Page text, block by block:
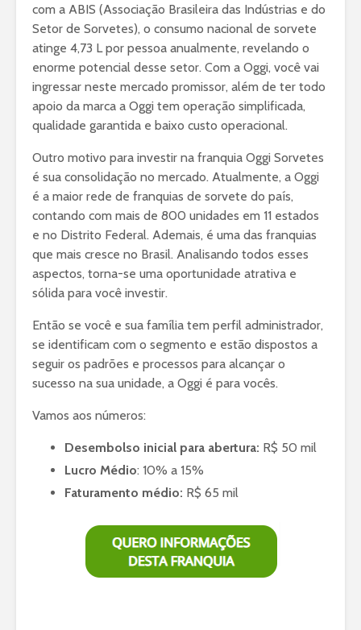
com a ABIS (Associação Brasileira das Indústrias e do
Setor de Sorvetes), o consumo nacional de sorvete
atinge 4,73 L por pessoa anualmente, revelando o
enorme potencial desse setor. Com a Oggi, você vai
ingressar neste mercado promissor, além de ter todo
apoio da marca a Oggi tem operação simplificada,
qualidade garantida e baixo custo operacional.
Outro motivo para investir na franquia Oggi Sorvetes
é sua consolidação no mercado. Atualmente, a Oggi
é a maior rede de franquias de sorvete do país,
contando com mais de 800 unidades em 11 estados
e no Distrito Federal. Ademais, é uma das franquias
que mais cresce no Brasil. Analisando todos esses
aspectos, torna-se uma oportunidade atrativa e
sólida para você investir.
Então se você e sua família tem perfil administrador,
se identificam com o segmento e estão dispostos a
seguir os padrões e processos para alcançar o
sucesso na sua unidade, a Oggi é para vocês.
Vamos aos números:
Desembolso inicial para abertura: R$ 50 mil
Lucro Médio: 10% a 15%
Faturamento médio: R$ 65 mil